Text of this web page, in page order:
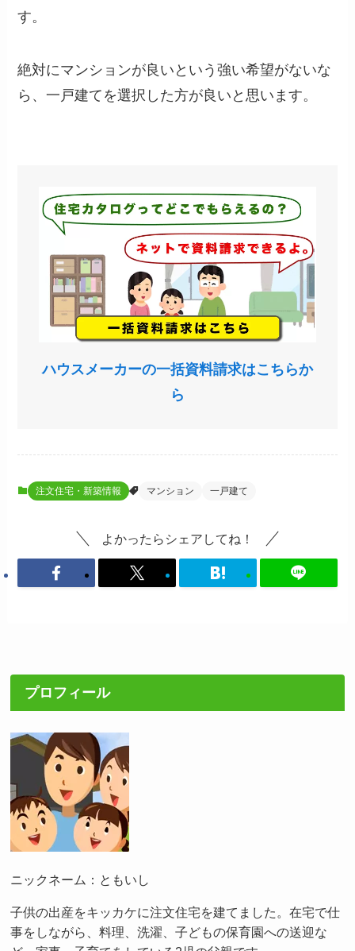
す。
絶対にマンションが良いという強い希望がないな
ら、一戸建てを選択した方が良いと思います。
ハウスメーカーの一括資料請求はこちらか
ら
注文住宅・新築情報 マンション 一戸建て
よかったらシェアしてね！
プロフィール
ニックネーム：ともいし
子供の出産をキッカケに注文住宅を建てました。在宅で仕
事をしながら、料理、洗濯、子どもの保育園への送迎な